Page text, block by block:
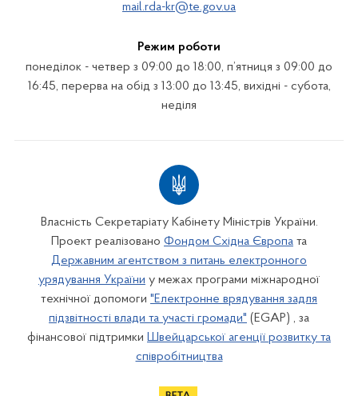
mail.rda-kr@te.gov.ua
Режим роботи
понеділок - четвер з 09:00 до 18:00, п’ятниця з 09:00 до
16:45, перерва на обід з 13:00 до 13:45, вихідні - субота,
неділя
Власність Секретаріату Кабінету Міністрів України.
Проект реалізовано Фондом Східна Європа та
Державним агентством з питань електронного
урядування України у межах програми міжнародної
технічної допомоги "Електронне врядування задля
підзвітності влади та участі громади" (EGAP) , за
фінансової підтримки Швейцарської агенції розвитку та
співробітництва